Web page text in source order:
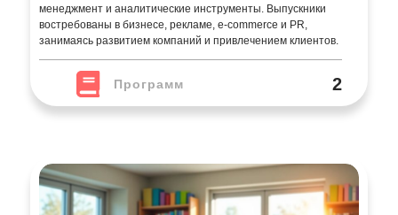
менеджмент и аналитические инструменты. Выпускники
востребованы в бизнесе, рекламе, e-commerce и PR,
занимаясь развитием компаний и привлечением клиентов.
Программ 2